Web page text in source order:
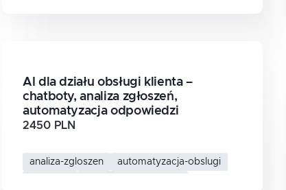
AI dla działu obsługi klienta –
chatboty, analiza zgłoszeń,
automatyzacja odpowiedzi
2450 PLN
analiza-zgloszen
automatyzacja-obslugi